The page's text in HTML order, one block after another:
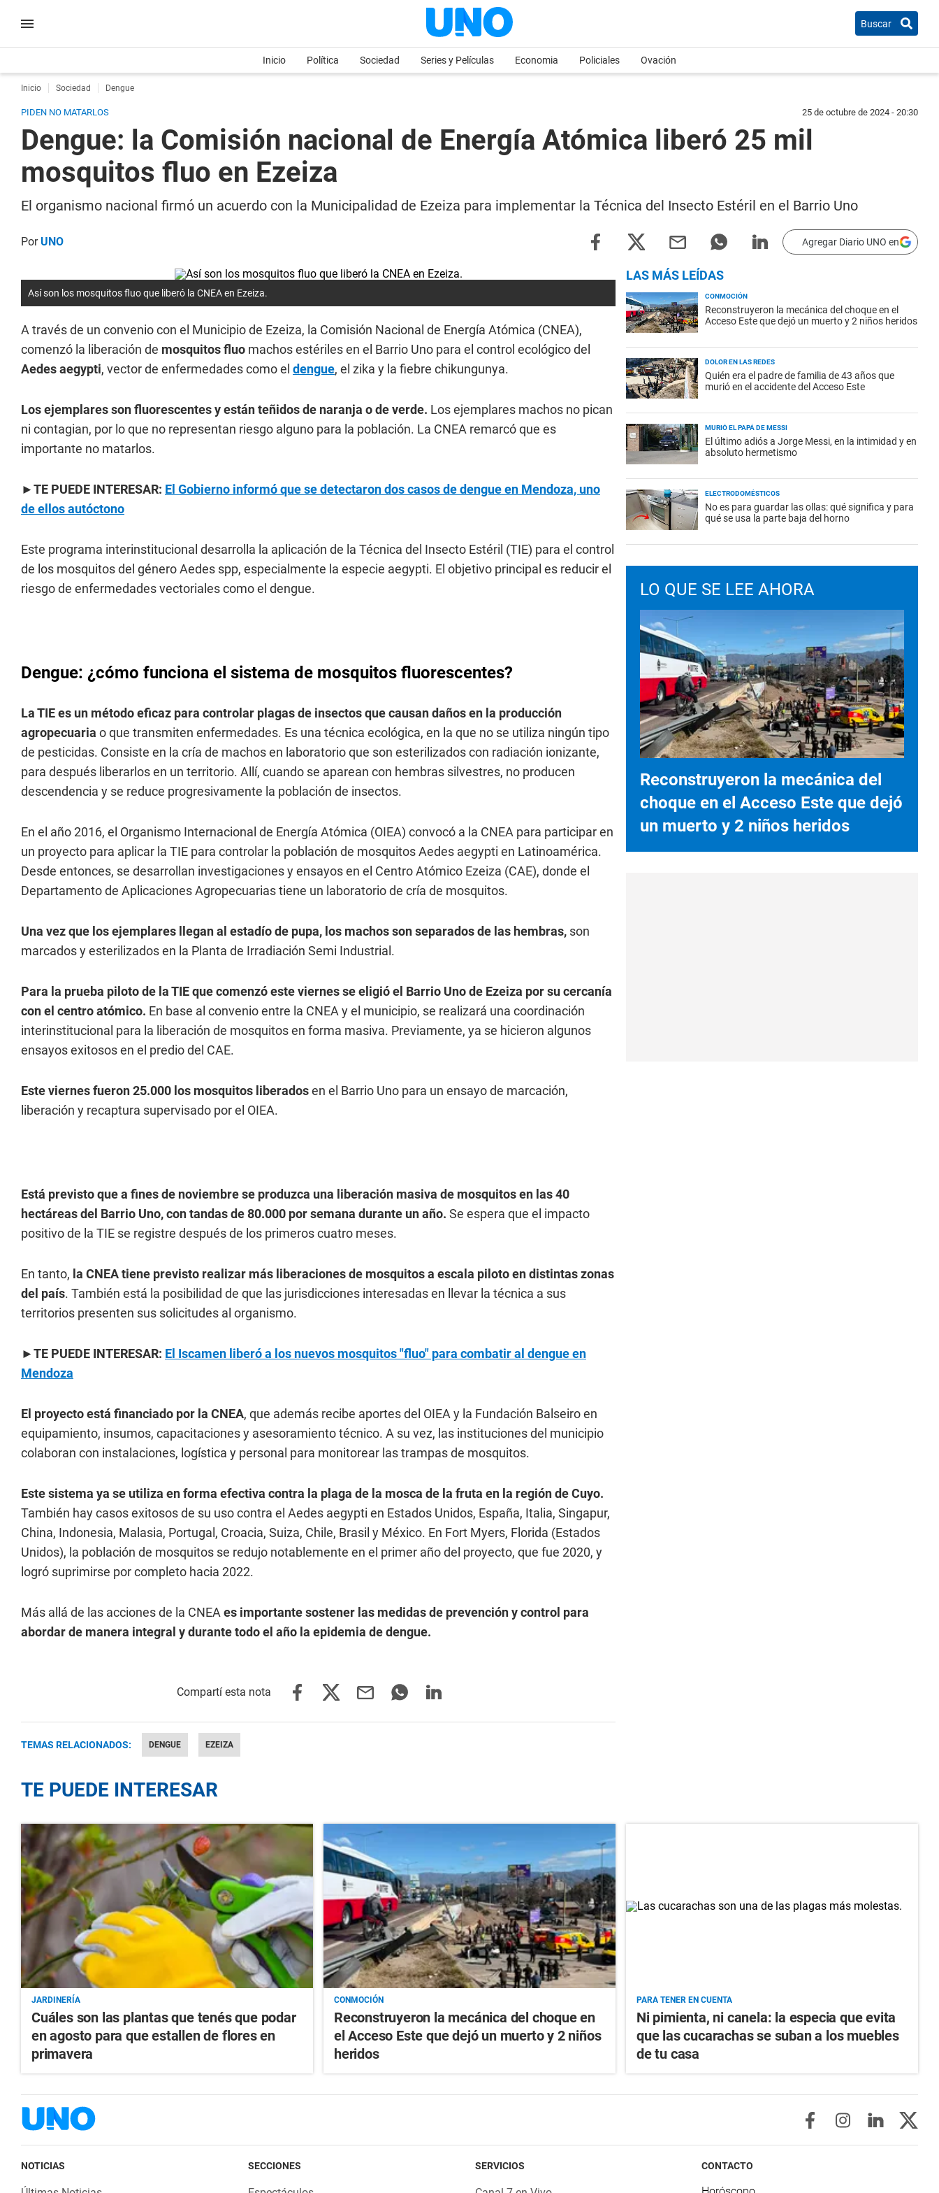
Buscar
Inicio Política Sociedad Series y Películas Economia Policiales Ovación
Inicio Sociedad Dengue
PIDEN NO MATARLOS 25 de octubre de 2024 - 20:30
Dengue: la Comisión nacional de Energía Atómica liberó 25 mil
mosquitos fluo en Ezeiza
El organismo nacional firmó un acuerdo con la Municipalidad de Ezeiza para implementar la Técnica del Insecto Estéril en el Barrio Uno
PorUNO Agregar Diario UNO en
Así son los mosquitos fluo que liberó la CNEA en Ezeiza.
A través de un convenio con el Municipio de Ezeiza, la Comisión Nacional de Energía Atómica (CNEA),
comenzó la liberación de mosquitos fluo machos estériles en el Barrio Uno para el control ecológico del
Aedes aegypti, vector de enfermedades como el dengue, el zika y la fiebre chikungunya.
Los ejemplares son fluorescentes y están teñidos de naranja o de verde. Los ejemplares machos no pican
ni contagian, por lo que no representan riesgo alguno para la población. La CNEA remarcó que es
importante no matarlos.
►TE PUEDE INTERESAR: El Gobierno informó que se detectaron dos casos de dengue en Mendoza, uno
de ellos autóctono
Este programa interinstitucional desarrolla la aplicación de la Técnica del Insecto Estéril (TIE) para el control
de los mosquitos del género Aedes spp, especialmente la especie aegypti. El objetivo principal es reducir el
riesgo de enfermedades vectoriales como el dengue.
Dengue: ¿cómo funciona el sistema de mosquitos fluorescentes?
La TIE es un método eficaz para controlar plagas de insectos que causan daños en la producción
agropecuaria o que transmiten enfermedades. Es una técnica ecológica, en la que no se utiliza ningún tipo
de pesticidas. Consiste en la cría de machos en laboratorio que son esterilizados con radiación ionizante,
para después liberarlos en un territorio. Allí, cuando se aparean con hembras silvestres, no producen
descendencia y se reduce progresivamente la población de insectos.
En el año 2016, el Organismo Internacional de Energía Atómica (OIEA) convocó a la CNEA para participar en
un proyecto para aplicar la TIE para controlar la población de mosquitos Aedes aegypti en Latinoamérica.
Desde entonces, se desarrollan investigaciones y ensayos en el Centro Atómico Ezeiza (CAE), donde el
Departamento de Aplicaciones Agropecuarias tiene un laboratorio de cría de mosquitos.
Una vez que los ejemplares llegan al estadío de pupa, los machos son separados de las hembras, son
marcados y esterilizados en la Planta de Irradiación Semi Industrial.
Para la prueba piloto de la TIE que comenzó este viernes se eligió el Barrio Uno de Ezeiza por su cercanía
con el centro atómico. En base al convenio entre la CNEA y el municipio, se realizará una coordinación
interinstitucional para la liberación de mosquitos en forma masiva. Previamente, ya se hicieron algunos
ensayos exitosos en el predio del CAE.
Este viernes fueron 25.000 los mosquitos liberadosen el Barrio Uno para un ensayo de marcación,
liberación y recaptura supervisado por el OIEA.
Está previsto que a fines de noviembre se produzca una liberación masiva de mosquitos en las 40
hectáreas del Barrio Uno, con tandas de 80.000 por semana durante un año. Se espera que el impacto
positivo de la TIE se registre después de los primeros cuatro meses.
En tanto, la CNEA tiene previsto realizar más liberaciones de mosquitos a escala piloto en distintas zonas
del país. También está la posibilidad de que las jurisdicciones interesadas en llevar la técnica a sus
territorios presenten sus solicitudes al organismo.
►TE PUEDE INTERESAR: El Iscamen liberó a los nuevos mosquitos "fluo" para combatir al dengue en
Mendoza
El proyecto está financiado por la CNEA, que además recibe aportes del OIEA y la Fundación Balseiro en
equipamiento, insumos, capacitaciones y asesoramiento técnico. A su vez, las instituciones del municipio
colaboran con instalaciones, logística y personal para monitorear las trampas de mosquitos.
Este sistema ya se utiliza en forma efectiva contra la plaga de la mosca de la fruta en la región de Cuyo.
También hay casos exitosos de su uso contra el Aedes aegypti en Estados Unidos, España, Italia, Singapur,
China, Indonesia, Malasia, Portugal, Croacia, Suiza, Chile, Brasil y México. En Fort Myers, Florida (Estados
Unidos), la población de mosquitos se redujo notablemente en el primer año del proyecto, que fue 2020, y
logró suprimirse por completo hacia 2022.
Más allá de las acciones de la CNEA es importante sostener las medidas de prevención y control para
abordar de manera integral y durante todo el año la epidemia de dengue.
TEMAS RELACIONADOS: DENGUE EZEIZA
LAS MÁS LEÍDAS
CONMOCIÓN
Reconstruyeron la mecánica del choque en el
Acceso Este que dejó un muerto y 2 niños heridos
DOLOR EN LAS REDES
Quién era el padre de familia de 43 años que
murió en el accidente del Acceso Este
MURIÓ EL PAPÁ DE MESSI
El último adiós a Jorge Messi, en la intimidad y en
absoluto hermetismo
ELECTRODOMÉSTICOS
No es para guardar las ollas: qué significa y para
qué se usa la parte baja del horno
LO QUE SE LEE AHORA
Reconstruyeron la mecánica del
choque en el Acceso Este que dejó
un muerto y 2 niños heridos
TE PUEDE INTERESAR
JARDINERÍA
Cuáles son las plantas que tenés que podar
en agosto para que estallen de flores en
primavera
CONMOCIÓN
Reconstruyeron la mecánica del choque en
el Acceso Este que dejó un muerto y 2 niños
heridos
PARA TENER EN CUENTA
Ni pimienta, ni canela: la especia que evita
que las cucarachas se suban a los muebles
de tu casa
NOTICIAS SECCIONES SERVICIOS CONTACTO